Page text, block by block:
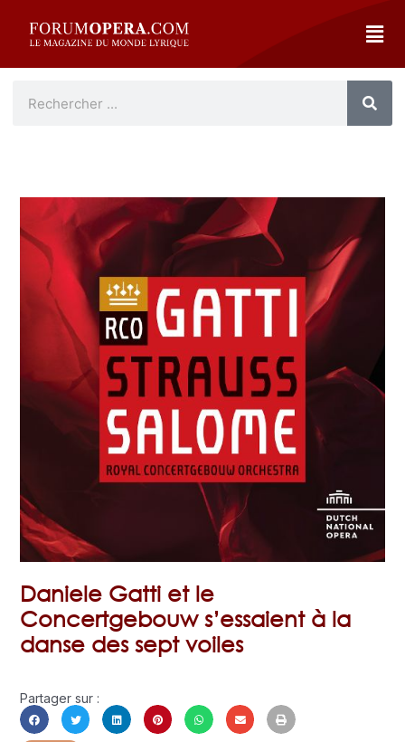
Daniele Gatti et le
Concertgebouw s’essaient à la
danse des sept voiles
Partager sur :